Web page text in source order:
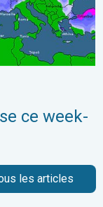
ce week-
les articles